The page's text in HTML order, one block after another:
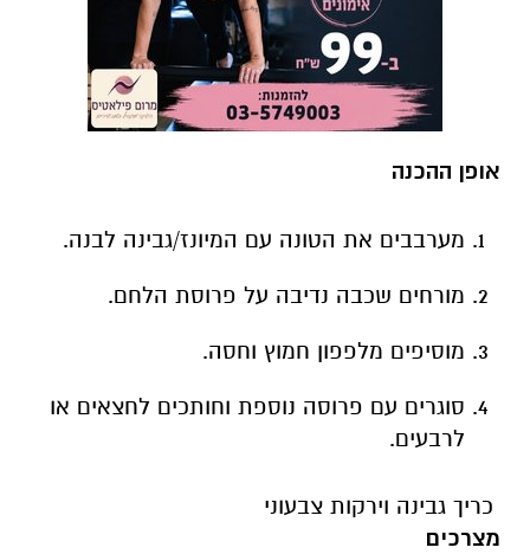
אופן ההכנה
מערבבים את הטונה עם המיונז/גבינה לבנה.
מורחים שכבה נדיבה על פרוסת הלחם.
מוסיפים מלפפון חמוץ וחסה.
סוגרים עם פרוסה נוספת וחותכים לחצאים או
לרבעים.
כריך גבינה וירקות צבעוני
מצרכים